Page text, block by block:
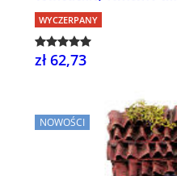
WYCZERPANY
zł 62,73
NOWOŚCI